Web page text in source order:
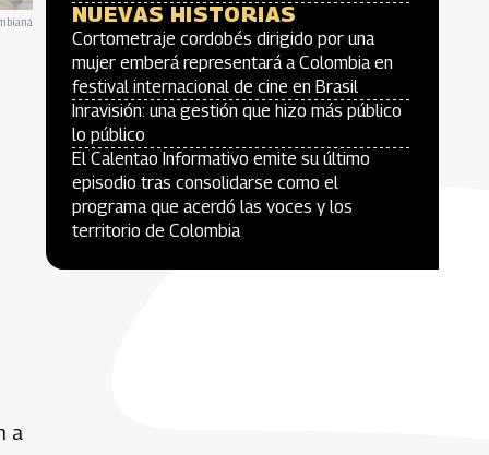
a
NUEVAS HISTORIAS
Cortometraje cordobés dirigido por una
mujer emberá representará a Colombia en
festival internacional de cine en Brasil
Inravisión: una gestión que hizo más público
lo público
El Calentao Informativo emite su último
episodio tras consolidarse como el
programa que acerdó las voces y los
territorio de Colombia